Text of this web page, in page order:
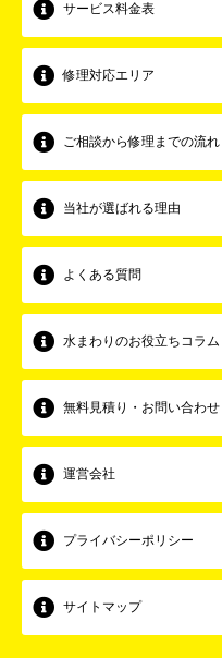
サービス料金表
修理対応エリア
ご相談から修理までの流れ
当社が選ばれる理由
よくある質問
水まわりのお役立ちコラム
無料見積り・お問い合わせ
運営会社
プライバシーポリシー
サイトマップ